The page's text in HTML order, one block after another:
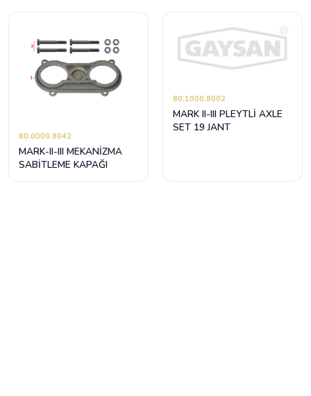
80.0000.8042
MARK-II-III MEKANİZMA
SABİTLEME KAPAĞI
80.1000.8002
MARK II-III PLEYTLİ AXLE
SET 19 JANT